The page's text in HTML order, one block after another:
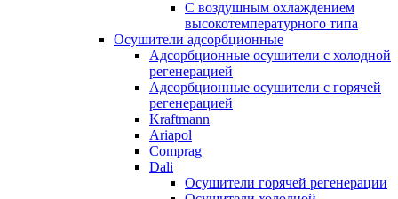
C воздушным охлаждением
высокотемпературного типа
Осушители адсорбционные
Адсорбционные осушители с холодной
регенерацией
Адсорбционные осушители с горячей
регенерацией
Kraftmann
Ariapol
Comprag
Dali
Осушители горячей регенерации